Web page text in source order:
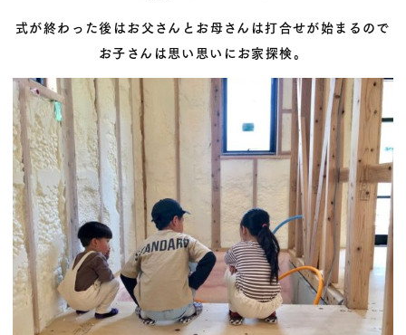
式が終わった後はお父さんとお母さんは打合せが始まるので
お子さんは思い思いにお家探検。